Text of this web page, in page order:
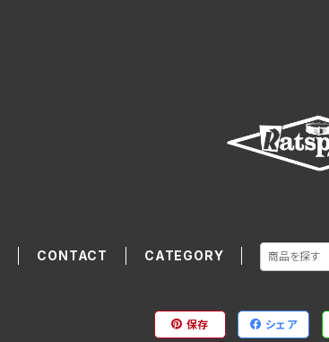
CONTACT CATEGORY
保存 シェア